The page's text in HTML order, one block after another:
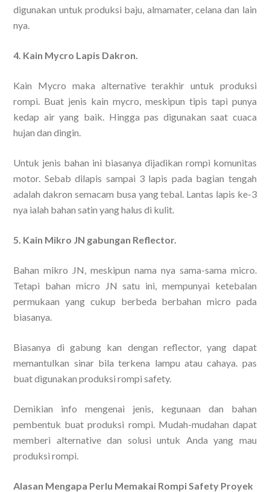
digunakan untuk produksi baju, almamater, celana dan lain
nya.
4. Kain Mycro Lapis Dakron.
Kain Mycro maka alternative terakhir untuk produksi
rompi. Buat jenis kain mycro, meskipun tipis tapi punya
kedap air yang baik. Hingga pas digunakan saat cuaca
hujan dan dingin.
Untuk jenis bahan ini biasanya dijadikan rompi komunitas
motor. Sebab dilapis sampai 3 lapis pada bagian tengah
adalah dakron semacam busa yang tebal. Lantas lapis ke-3
nya ialah bahan satin yang halus di kulit.
5. Kain Mikro JN gabungan Reflector.
Bahan mikro JN, meskipun nama nya sama-sama micro.
Tetapi bahan micro JN satu ini, mempunyai ketebalan
permukaan yang cukup berbeda berbahan micro pada
biasanya.
Biasanya di gabung kan dengan reflector, yang dapat
memantulkan sinar bila terkena lampu atau cahaya. pas
buat digunakan produksi rompi safety.
Demikian info mengenai jenis, kegunaan dan bahan
pembentuk buat produksi rompi. Mudah-mudahan dapat
memberi alternative dan solusi untuk Anda yang mau
produksi rompi.
Alasan Mengapa Perlu Memakai Rompi Safety Proyek